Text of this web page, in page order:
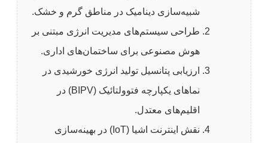
شبیه‌سازی دینامیک در مناطق گرم و خشک.
طراحی سیستم‌های مدیریت انرژی مبتنی بر
هوش مصنوعی برای ساختمان‌های اداری.
ارزیابی پتانسیل تولید انرژی خورشیدی در
نماهای یکپارچه فتوولتائیک (BIPV) در
اقلیم‌های معتدل.
نقش اینترنت اشیا (IoT) در بهینه‌سازی